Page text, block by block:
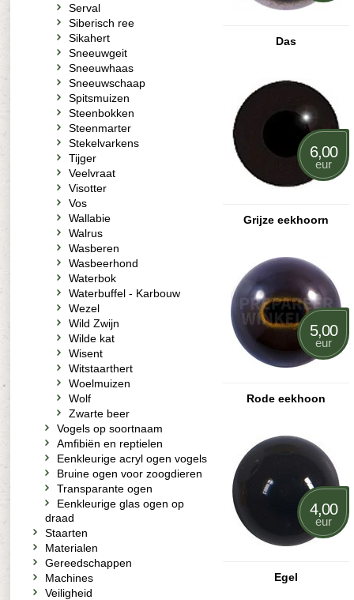
Das
Grijze eekhoorn
6,00
eur
Rode eekhoon
5,00
eur
Egel
4,00
eur
Serval
Siberisch ree
Sikahert
Sneeuwgeit
Sneeuwhaas
Sneeuwschaap
Spitsmuizen
Steenbokken
Steenmarter
Stekelvarkens
Tijger
Veelvraat
Visotter
Vos
Wallabie
Walrus
Wasberen
Wasbeerhond
Waterbok
Waterbuffel - Karbouw
Wezel
Wild Zwijn
Wilde kat
Wisent
Witstaarthert
Woelmuizen
Wolf
Zwarte beer
Vogels op soortnaam
Amfibiën en reptielen
Eenkleurige acryl ogen vogels
Bruine ogen voor zoogdieren
Transparante ogen
Eenkleurige glas ogen op
draad
Staarten
Materialen
Gereedschappen
Machines
Veiligheid